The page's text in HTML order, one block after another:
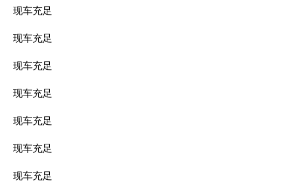
现车充足
现车充足
现车充足
现车充足
现车充足
现车充足
现车充足